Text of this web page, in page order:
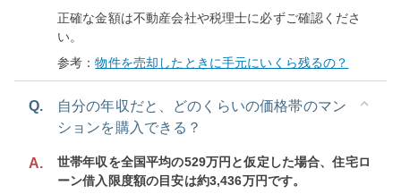
正確な金額は不動産会社や税理士に必ずご確認くださ
い。
参考：物件を売却したときに手元にいくら残るの？
Q.
自分の年収だと、どのくらいの価格帯のマン
ションを購入できる？
A.
世帯年収を全国平均の529万円と仮定した場合、住宅ロ
ーン借入限度額の目安は約3,436万円です。